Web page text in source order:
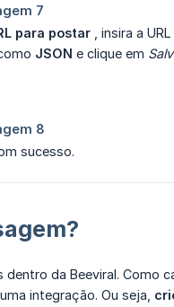
para postar , insira a
JSON e clique em
sucesso.
da Beeviral. Como
integração. Ou seja,